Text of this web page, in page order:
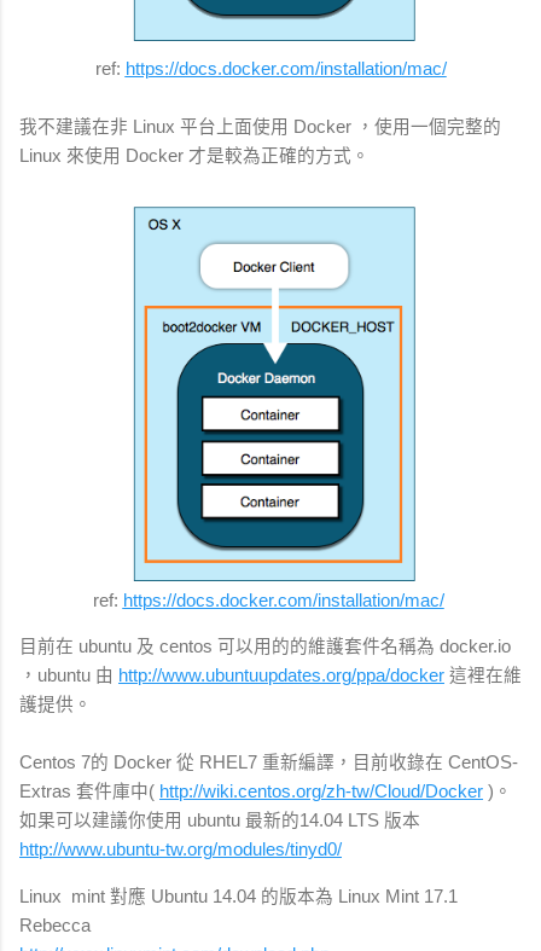
ref: https://docs.docker.com/installation/mac/
我不建議在非 Linux 平台上面使用 Docker ，使用一個完整的
Linux 來使用 Docker 才是較為正確的方式。
ref: https://docs.docker.com/installation/mac/
目前在 ubuntu 及 centos 可以用的的維護套件名稱為 docker.io
， ubuntu 由 http://www.ubuntuupdates.org/ppa/docker 這裡在維
護提供。
Centos 7的 Docker 從 RHEL7 重新編譯，目前收錄在 CentOS-
Extras 套件庫中( http://wiki.centos.org/zh-tw/Cloud/Docker )。
如果可以建議你使用 ubuntu 最新的14.04 LTS 版本
http://www.ubuntu-tw.org/modules/tinyd0/
Linux mint 對應 Ubuntu 14.04 的版本為 Linux Mint 17.1
Rebecca